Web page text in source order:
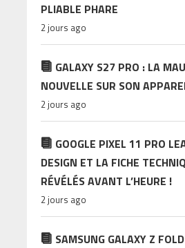
PLIABLE PHARE
2 jours ago
GALAXY S27 PRO : LA
NOUVELLE SUR SON
2 jours ago
GOOGLE PIXEL 11 PRO
DESIGN ET LA FICHE
RÉVÉLÉS AVANT L’HEURE !
2 jours ago
SAMSUNG GALAXY Z